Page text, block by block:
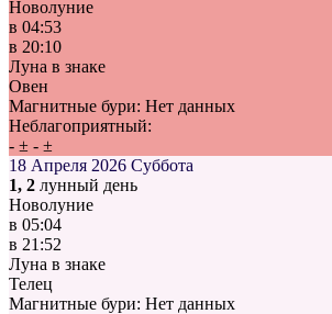
Новолуние
в 04:53
в 20:10
Луна в знаке
Овен
Магнитные бури: Нет данных
Неблагоприятный:
- ± - ±
18 Апреля 2026 Суббота
1, 2 лунный день
Новолуние
в 05:04
в 21:52
Луна в знаке
Телец
Магнитные бури: Нет данных